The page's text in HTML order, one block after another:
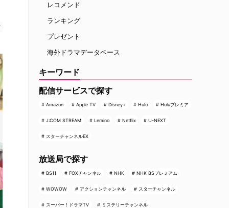
レコメンド
ランキング
プレゼント
海外ドラマデータベース
キーワード
配信サービスで探す
Amazon Apple TV Disney+ Hulu Huluプレミア
J:COM STREAM Lemino Netflix U-NEXT
スターチャンネルEX
放送局で探す
BS11 FOXチャンネル NHK NHK BSプレミアム
WOWOW アクションチャンネル スターチャンネル
スーパー！ドラマTV ミステリーチャンネル